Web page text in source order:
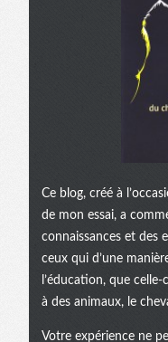
Ce blog, créé à
de mon essai, a
connaissances et des
ceux qui d’une
l’éducation, que celle-
à des animaux, le
Votre expérience ne